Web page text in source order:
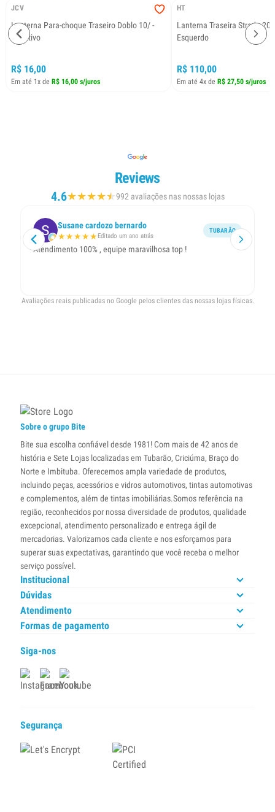
JCV
Lanterna Para-choque Traseiro Doblo 10/ -
Refletivo
R$ 16,00
Em até 1x de R$ 16,00 s/juros
HT
Lanterna Traseira Strada
Esquerdo
R$ 110,00
Em até 4x de R$ 27,50 s/juros
Reviews
4.6★★★★★
★992 avaliações nas nossas lojas
Susane cardozo bernardo
★★★★★Editado um ano atrás
TUBARÃO
Atendimento 100% , equipe maravilhosa top !
Avaliações reais publicadas no Google pelos clientes das nossas lojas físicas.
Sobre o grupo Bite
Bite sua escolha confiável desde 1981! Com mais de 42 anos de
história e Sete Lojas localizadas em Tubarão, Criciúma, Braço do
Norte e Imbituba. Oferecemos ampla variedade de produtos,
incluindo peças, acessórios e vidros automotivos, tintas automotivas
e complementos, além de tintas imobiliárias.Somos referência na
região, reconhecidos por nossa diversidade de produtos, qualidade
excepcional, atendimento personalizado e entrega ágil de
mercadorias. Valorizamos cada cliente e nos esforçamos para
superar suas expectativas, garantindo que você receba o melhor
serviço possível.
Institucional
Dúvidas
Atendimento
Formas de pagamento
Siga-nos
Segurança